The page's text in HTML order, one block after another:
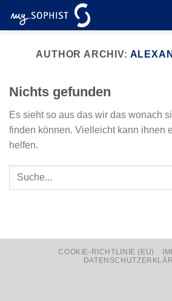
Inhalt
AUTHOR ARCHIV:
Nichts gefunden
Es sieht so aus das wir das wonach
finden können. Vielleicht kann ihnen
helfen.
COOKIE-RICHTLINIE (EU)